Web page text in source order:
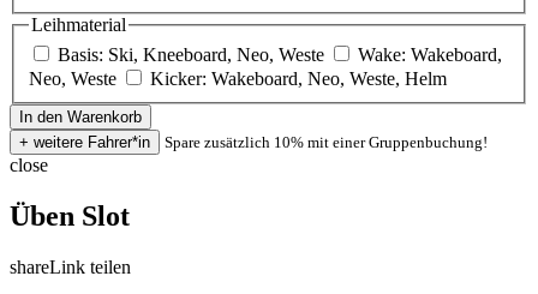
Leihmaterial
Basis: Ski, Kneeboard, Neo, Weste
Wake: Wakeboard,
Neo, Weste
Kicker: Wakeboard, Neo, Weste, Helm
Spare zusätzlich 10% mit einer Gruppenbuchung!
close
Üben Slot
shareLink teilen